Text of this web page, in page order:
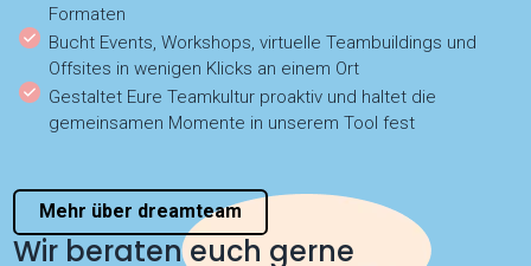
Formaten
Bucht Events, Workshops, virtuelle Teambuildings und
Offsites in wenigen Klicks an einem Ort
Gestaltet Eure Teamkultur proaktiv und haltet die
gemeinsamen Momente in unserem Tool fest
Mehr über dreamteam
Wir beraten euch gerne